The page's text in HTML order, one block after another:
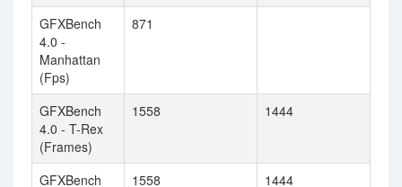
GFXBench
4.0 -
Manhattan
(Fps)
871
GFXBench
4.0 - T-Rex
(Frames)
1558 1444
GFXBench 1558 1444